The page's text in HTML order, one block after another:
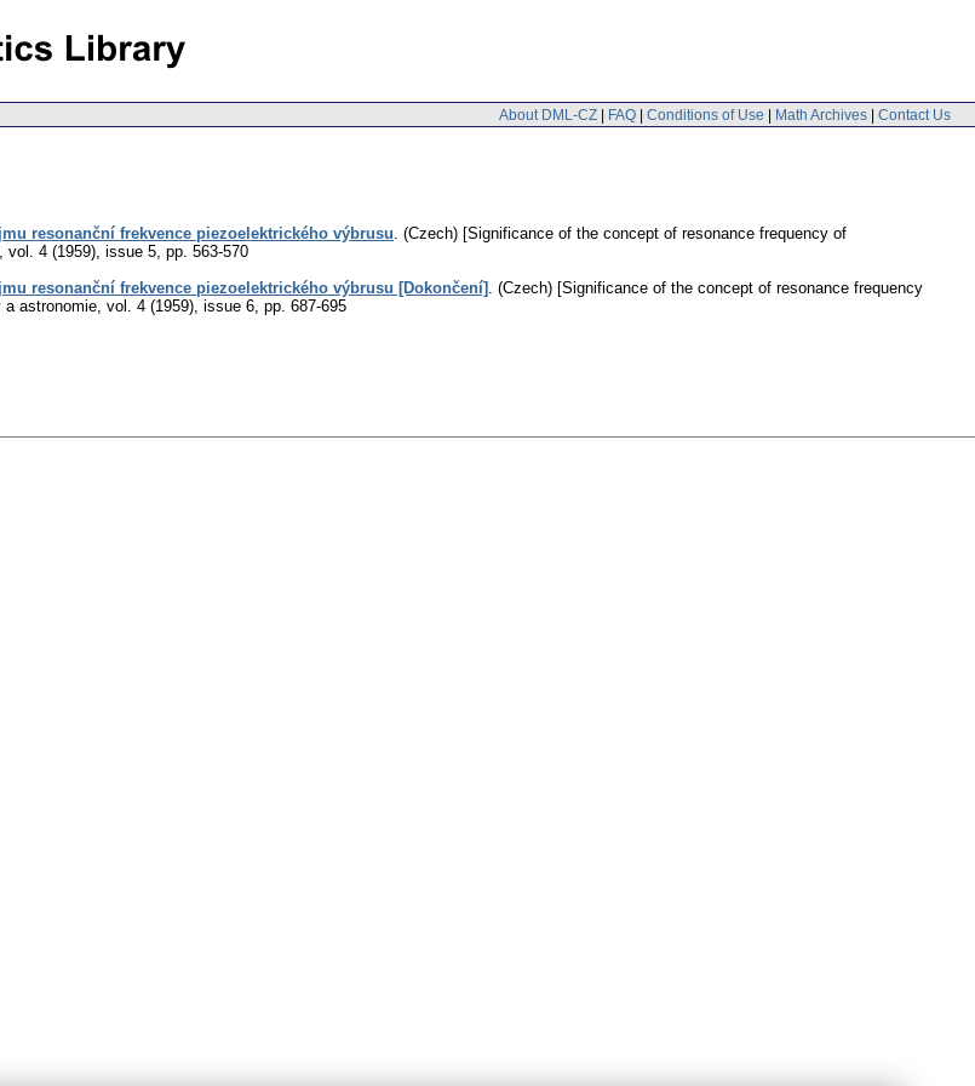
About DML-CZ | FAQ | Conditions of Use | Math Archives | Contact Us
resonanční frekvence piezoelektrického výbrusu. (Czech) [Significance of the concept of resonance frequency of
, vol. 4 (1959), issue 5, pp. 563-570
resonanční frekvence piezoelektrického výbrusu [Dokončení] . (Czech) [Significance of the concept of resonance frequency
astronomie, vol. 4 (1959), issue 6, pp. 687-695